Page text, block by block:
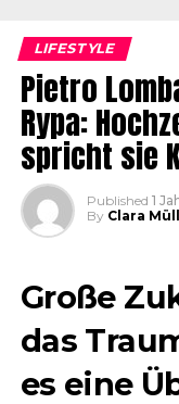
LIFESTYLE
Pietro
Rypa:
spricht sie
Published 1
By Clara
Große
das
es eine